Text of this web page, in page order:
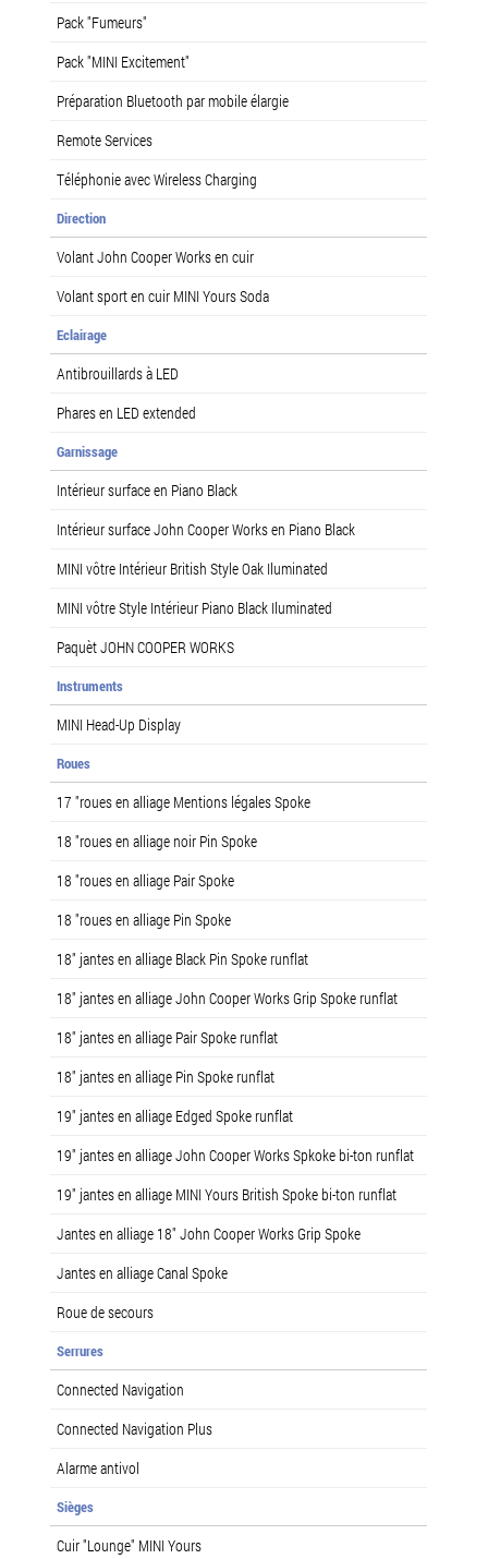
Pack "Fumeurs"
Pack "MINI Excitement"
Préparation Bluetooth par mobile élargie
Remote Services
Téléphonie avec Wireless Charging
Direction
Volant John Cooper Works en cuir
Volant sport en cuir MINI Yours Soda
Eclairage
Antibrouillards à LED
Phares en LED extended
Garnissage
Intérieur surface en Piano Black
Intérieur surface John Cooper Works en Piano Black
MINI vôtre Intérieur British Style Oak Iluminated
MINI vôtre Style Intérieur Piano Black Iluminated
Paquèt JOHN COOPER WORKS
Instruments
MINI Head-Up Display
Roues
17 "roues en alliage Mentions légales Spoke
18 "roues en alliage noir Pin Spoke
18 "roues en alliage Pair Spoke
18 "roues en alliage Pin Spoke
18" jantes en alliage Black Pin Spoke runflat
18" jantes en alliage John Cooper Works Grip Spoke runflat
18" jantes en alliage Pair Spoke runflat
18" jantes en alliage Pin Spoke runflat
19" jantes en alliage Edged Spoke runflat
19" jantes en alliage John Cooper Works Spkoke bi-ton runflat
19" jantes en alliage MINI Yours British Spoke bi-ton runflat
Jantes en alliage 18" John Cooper Works Grip Spoke
Jantes en alliage Canal Spoke
Roue de secours
Serrures
Connected Navigation
Connected Navigation Plus
Alarme antivol
Sièges
Cuir "Lounge" MINI Yours